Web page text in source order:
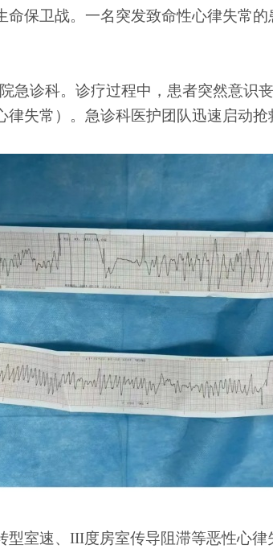
保卫战。一名突发致命性心律失常
急诊科。诊疗过程中，患者突然意识
律失常）。急诊科医护团队迅速启
室速、 III度房室传导阻滞等恶性心律